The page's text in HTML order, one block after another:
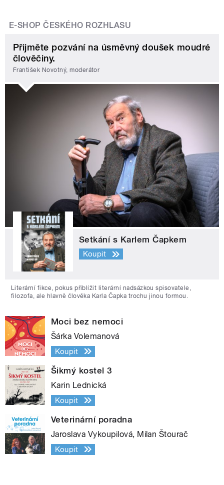
E-SHOP ČESKÉHO ROZHLASU
Přijměte pozvání na úsměvný doušek moudré
člověčiny.
František Novotný, moderátor
Setkání s Karlem Čapkem
Koupit
Literární fikce, pokus přiblížit literární nadsázkou spisovatele,
filozofa, ale hlavně člověka Karla Čapka trochu jinou formou.
Moci bez nemoci
Šárka Volemanová
Koupit
Šikmý kostel 3
Karin Lednická
Koupit
Veterinární poradna
Jaroslava Vykoupilová, Milan Štourač
Koupit